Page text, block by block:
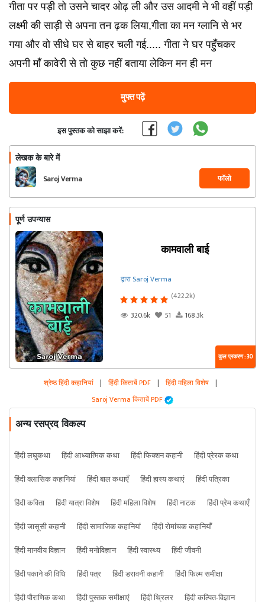
गीता पर पड़ी तो उसने चादर ओढ़ ली और उस आदमी ने भी वहीं पड़ी
लक्ष्मी की साड़ी से अपना तन ढ़क लिया,गीता का मन ग्लानि से भर
गया और वो सीधे घर से बाहर चली गई..... गीता ने घर पहुँचकर
अपनी माँ कावेरी से तो कुछ नहीं बताया लेकिन मन ही मन
मुफ्त पढ़ें
इस पुस्तक को साझा करें:
लेखक के बारे में
Saroj Verma फॉलो
पूर्ण उपन्यास
कामवाली बाई
द्वारा Saroj Verma
(422.2k)
320.6k
51 168.3k
कुल प्रकरण : 30
श्रेष्ठ हिंदी कहानियां | हिंदी किताबें PDF | हिंदी महिला विशेष |
Saroj Verma किताबें PDF
अन्य रसप्रद विकल्प
हिंदी लघुकथा हिंदी आध्यात्मिक कथा हिंदी फिक्शन कहानी
हिंदी प्रेरक कथा
हिंदी क्लासिक कहानियां
हिंदी बाल कथाएँ हिंदी हास्य कथाएं
हिंदी पत्रिका
हिंदी कविता
हिंदी यात्रा विशेष हिंदी महिला विशेष हिंदी नाटक
हिंदी प्रेम कथाएँ
हिंदी जासूसी कहानी
हिंदी सामाजिक कहानियां
हिंदी रोमांचक कहानियाँ
हिंदी मानवीय विज्ञान
हिंदी मनोविज्ञान हिंदी स्वास्थ्य
हिंदी जीवनी
हिंदी पकाने की विधि
हिंदी पत्र हिंदी डरावनी कहानी
हिंदी फिल्म समीक्षा
हिंदी पौराणिक कथा
हिंदी पुस्तक समीक्षाएं हिंदी थ्रिलर हिंदी कल्पित-विज्ञान